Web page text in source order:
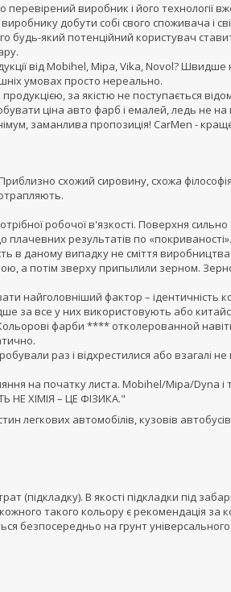
виробник і його технології
добути собі свого споживача і
будь-який потенційний користувач
від Mobihel, Mipa, Vika, Novol? Швидше
умовах просто нереально.
за якістю не поступається
ціна авто фарб і емалей, ледь не
заманлива пропозиція! CarMen -
схожий сировину, схожа
робочої в'язкості. Поверхня
результатів по «покриваності».
в даному випадку не сміття
а потім зверху припылили зерном.
найголовніший фактор – ідентичність
за все у них використовують або
фарби **** отколерованной
раз і відхрестилися або взагалі
на початку листа. Mobihel/Mipa/Dyna і
НЕ ХІМІЯ – ЦЕ ФІЗИКА."
легкових автомобілів, кузовів
(підкладку). В якості підкладки під
такого кольору є рекомендація за
безпосередньо на грунт універсального